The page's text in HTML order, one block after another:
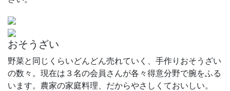
おそうざい
野菜と同じくらいどんどん売れていく、手作りおそうざい
の数々。現在は３名の会員さんが各々得意分野で腕をふる
います。農家の家庭料理、だからやさしくておいしい。